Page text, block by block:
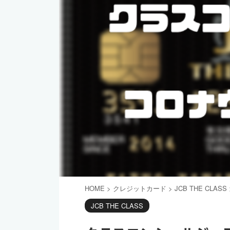
HOME > クレジットカード > JCB THE CLASS
JCB THE CLASS